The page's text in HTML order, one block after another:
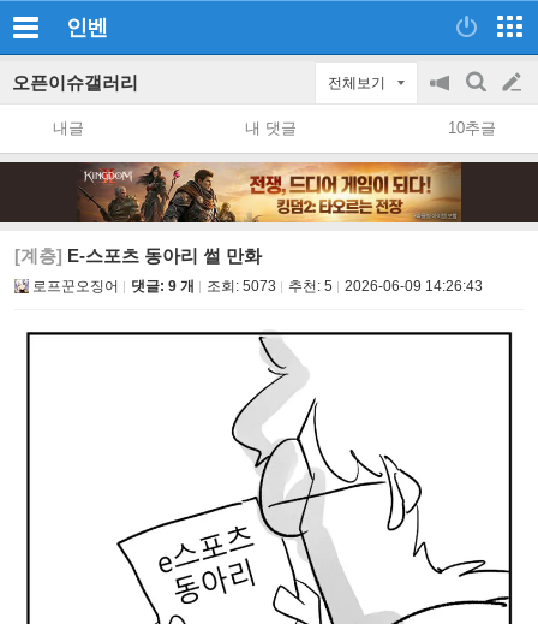
인벤
오픈이슈갤러리 전체보기
공
지
on/off
검
색
글
쓰
내글 내 댓글 10추글
[계층] E-스포츠 동아리 썰 만화
로프꾼오징어 댓글: 9 개 조회: 5073 추천: 5 2026-06-09 14:26:43